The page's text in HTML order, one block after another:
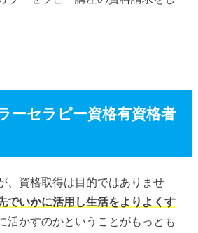
ーセラピー資格有資格者
、資格取得は目的ではありませ
でいかに活用し生活をよりよくす
活かすのかということがもっとも